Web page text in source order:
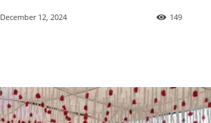
December 12, 2024 149